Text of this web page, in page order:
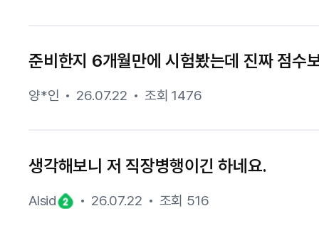
준비한지 6개월만에 시험봤는데 진짜 점수
양*인 26.07.22 조회 1476
생각해보니 저 직장병행이긴 하네요.
Alsid 26.07.22 조회 516